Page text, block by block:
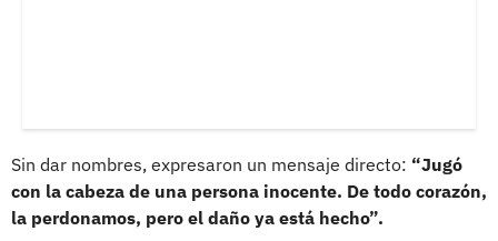
Sin dar nombres, expresaron un mensaje directo: “Jugó
con la cabeza de una persona inocente. De todo corazón,
la perdonamos, pero el daño ya está hecho”.